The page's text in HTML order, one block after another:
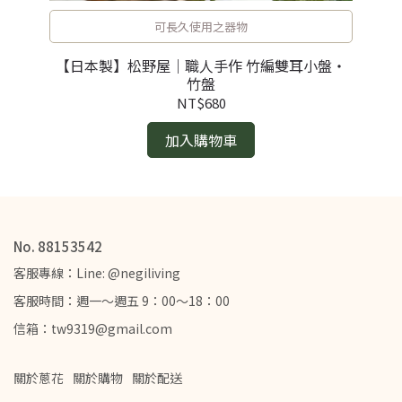
可長久使用之器物
【日本製】松野屋｜職人手作 竹編雙耳小盤・
竹盤
NT$680
加入購物車
No. 88153542
客服專線：Line: @negiliving
客服時間：週一～週五 9：00～18：00
信箱：tw9319@gmail.com
關於蔥花 關於購物 關於配送